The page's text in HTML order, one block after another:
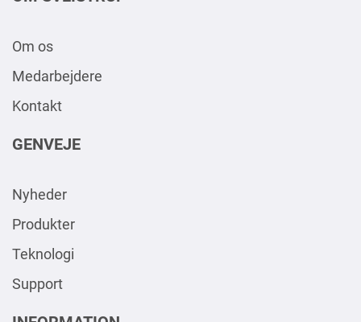
Om os
Medarbejdere
Kontakt
GENVEJE
Nyheder
Produkter
Teknologi
Support